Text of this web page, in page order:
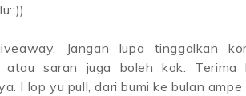
Jangan lupa tinggalkan
saran juga boleh kok. Terima
I lop yu pull, dari bumi ke bulan ampe